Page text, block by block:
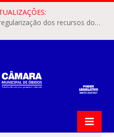
ÓBIDOS, PA – O destino e a regularização dos recursos dos Precatórios do FUNDEF (Fundo de Manutenção e Desenvolvimento do Ensino Fundamental e de Valorização do Magistério) voltaram a pautar as discussões na Câmara Municipal de Óbidos.